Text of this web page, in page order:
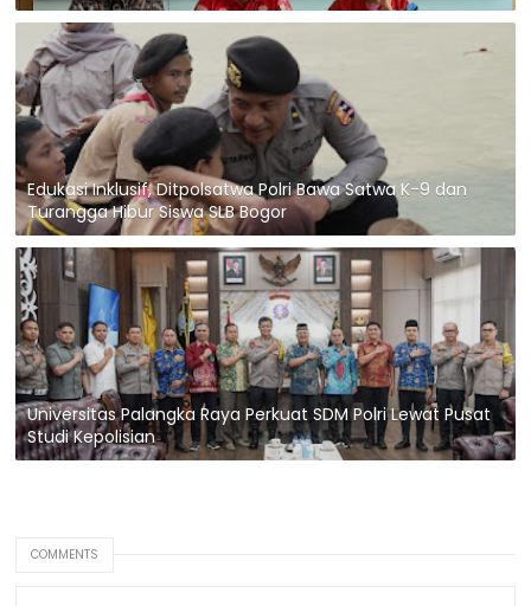
Edukasi Inklusif, Ditpolsatwa Polri Bawa Satwa K-9 dan
Turangga Hibur Siswa SLB Bogor
Universitas Palangka Raya Perkuat SDM Polri Lewat Pusat
Studi Kepolisian
COMMENTS